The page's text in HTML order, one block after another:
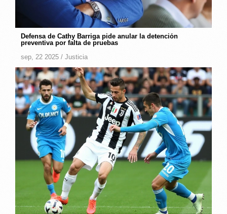
Defensa de Cathy Barriga pide anular la detención
preventiva por falta de pruebas
sep, 22 2025 /Justicia